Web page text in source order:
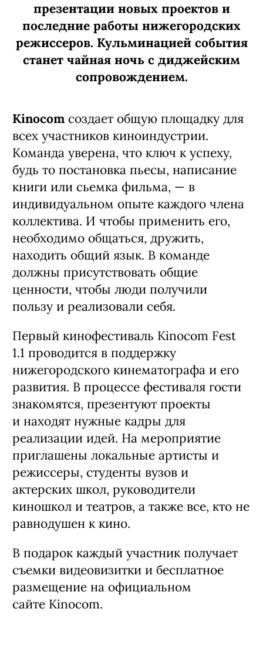
презентации новых проектов и
последние работы нижегородских
режиссеров. Кульминацией события
станет чайная ночь с диджейским
сопровождением.
Kinocom создает общую площадку для
всех участников киноиндустрии.
Команда уверена, что ключ к успеху,
будь то постановка пьесы, написание
книги или сьемка фильма, — в
индивидуальном опыте каждого члена
коллектива. И чтобы применить его,
необходимо общаться, дружить,
находить общий язык. В команде
должны присутствовать общие
ценности, чтобы люди получили
пользу и реализовали себя.
Первый кинофестиваль Kinocom Fest
1.1 проводится в поддержку
нижегородского кинематографа и его
развития. В процессе фестиваля гости
знакомятся, презентуют проекты
и находят нужные кадры для
реализации идей. На мероприятие
приглашены локальные артисты и
режиссеры, студенты вузов и
актерских школ, руководители
киношкол и театров, а также все, кто не
равнодушен к кино.
В подарок каждый участник получает
съемки видеовизитки и бесплатное
размещение на официальном
сайте Kinocom.